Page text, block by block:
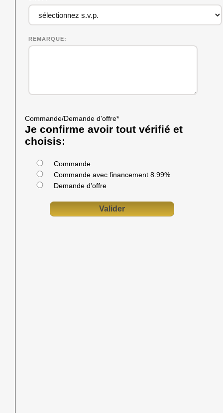
REMARQUE
Commande/Demande d'offre*
Je confirme avoir tout vérifié et
choisis:
Commande
Commande avec financement 8.99%
Demande d'offre